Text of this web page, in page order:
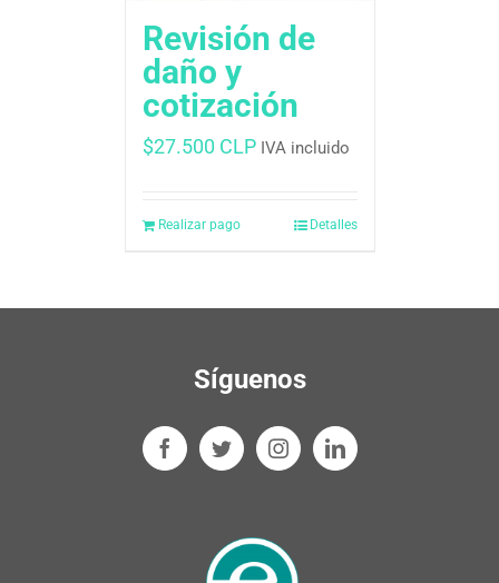
Revisión de
daño y
cotización
$27.500 CLP IVA incluido
Realizar pago Detalles
Síguenos